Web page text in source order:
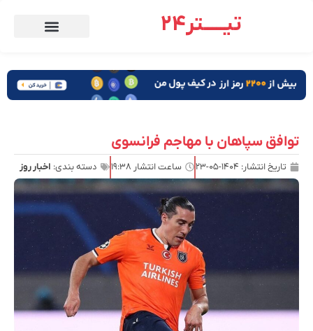
تیـــــتر24
توافق سپاهان با مهاجم فرانسوی
تاریخ انتشار: ۱۴۰۴-۰۵-۲۳ ساعت انتشار ۱۹:۳۸ دسته بندی: اخبار روز